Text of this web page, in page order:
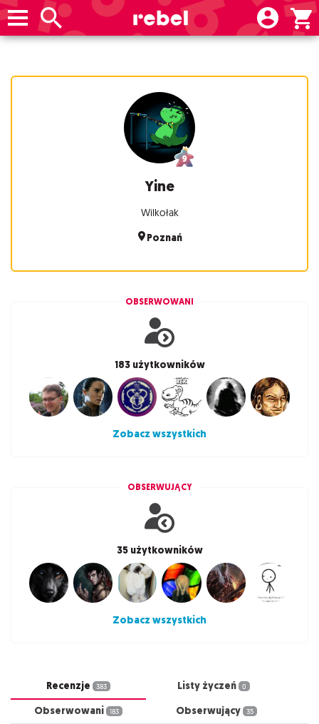
Yine
Wilkołak
Poznań
OBSERWOWANI
183 użytkowników
Zobacz wszystkich
OBSERWUJĄCY
35 użytkowników
Zobacz wszystkich
Recenzje 383 Listy życzeń 0
Obserwowani 183 Obserwujący 35